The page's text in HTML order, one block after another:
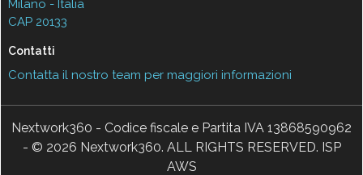
Milano - Italia
CAP 20133
Contatti
Contatta il nostro team per maggiori informazioni
Nextwork360 - Codice fiscale e Partita IVA 13868590962
- © 2026 Nextwork360. ALL RIGHTS RESERVED. ISP
AWS